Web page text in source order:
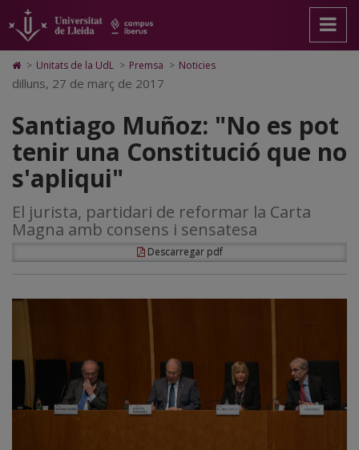
Santiago
Muñoz:
"No
es
pot
tenir
una
Constitució
que
s'apliqui"
pàgina
principal.
Universitat
Lleida
contingut
principal
Mapa
Web.
Universitat
Cerca
Accessibilitat.
Universitat
Lleida
Icono
de
Home
ir
a
la
página
de
inicio
> Unitats de la UdL > Premsa > Noticies
dilluns, 27 de març de 2017
Santiago Muñoz: "No es pot
tenir una Constitució que no
s'apliqui"
El jurista, partidari de reformar la Carta
Magna amb consens i sensatesa
Descarregar pdf